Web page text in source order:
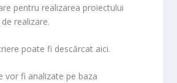
pentru realizarea proiectului
realizare.
poate fi descărcat aici.
vor fi analizate pe baza